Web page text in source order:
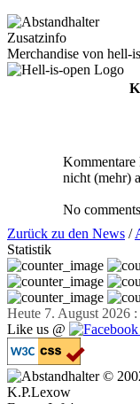
Zusatzinfo
Merchandise von hell-
Kommentare
nicht (mehr)
No
Zurück zu den News /
Statistik
Heute 7. August 2026
Like us @
©
K.P.Lexow